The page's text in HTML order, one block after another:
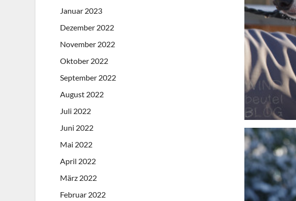
Januar 2023
Dezember 2022
November 2022
Oktober 2022
September 2022
August 2022
Juli 2022
Juni 2022
Mai 2022
April 2022
März 2022
Februar 2022